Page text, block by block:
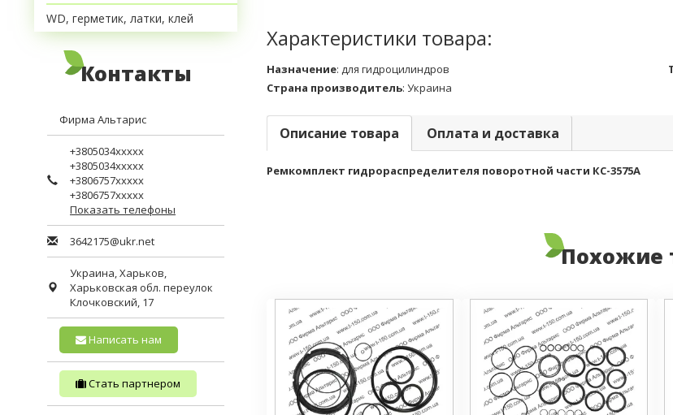
Характеристики товара:
Назначение: для гидроцилиндров
Страна производитель: Украина
Описание товара Оплата и доставка
Ремкомплект гидрораспределителя поворотной части КС-3575А
Похожие
WD, герметик, латки, клей
Контакты
Фирма Альтарис
+3805034xxxxx
+3805034xxxxx
+3806757xxxxx
+3806757xxxxx
Показать телефоны
3642175@ukr.net
Украина,Харьков,
Харьковская обл. переулок
Клочковский, 17
Написать нам
Стать партнером